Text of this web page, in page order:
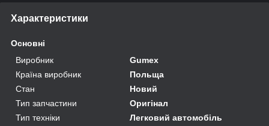
Характеристики
Основні
Виробник
Gumex
Країна виробник
Польща
Стан
Новий
Тип запчастини
Оригінал
Тип техніки
Легковий автомобіль